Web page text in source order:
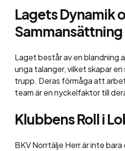
Lagets Dynamik
Sammansättning
Laget består av en blandning
unga talanger, vilket skapar
trupp. Deras förmåga att
team är en nyckelfaktor till
Klubbens Roll i
BKV Norrtälje Herr är inte